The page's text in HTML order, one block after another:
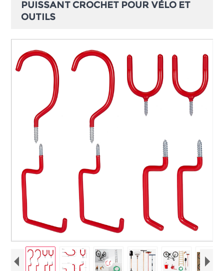
PUISSANT CROCHET POUR VÉLO ET
OUTILS